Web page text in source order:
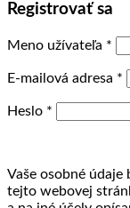
Registrovať sa
Meno užívateľa *
E-mailová adresa *
Heslo *
Vaše osobné údaje
tejto webovej